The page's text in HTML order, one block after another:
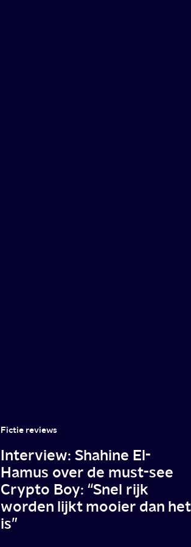
Fictie reviews
Interview: Shahine El-
Hamus over de must-see
Crypto Boy: “Snel rijk
worden lijkt mooier dan het
is”